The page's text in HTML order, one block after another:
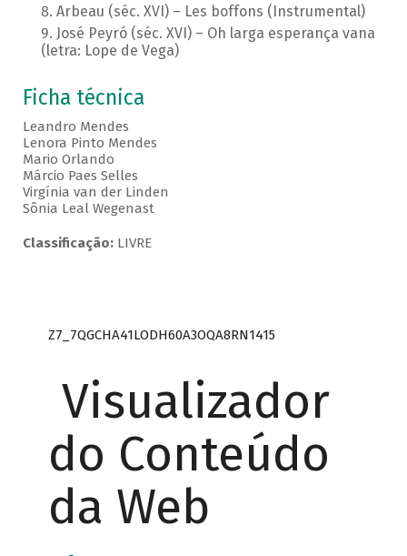
Arbeau (séc. XVI) – Les boffons (Instrumental)
José Peyró (séc. XVI) – Oh larga esperança vana
(letra: Lope de Vega)
Ficha técnica
Leandro Mendes
Lenora Pinto Mendes
Mario Orlando
Márcio Paes Selles
Virgínia van der Linden
Sônia Leal Wegenast
Classificação:LIVRE
Z7_7QGCHA41LODH60A3OQA8RN1415
Visualizador
do Conteúdo
da Web